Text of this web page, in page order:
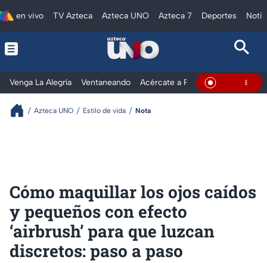
en vivo TV Azteca Azteca UNO Azteca 7 Deportes
Venga La Alegría Ventaneando Acércate a Rocío Al Extremo
En Vivo
Azteca UNO Estilo de vida Nota
Cómo maquillar los ojos caídos
y pequeños con efecto
‘airbrush’ para que luzcan
discretos: paso a paso